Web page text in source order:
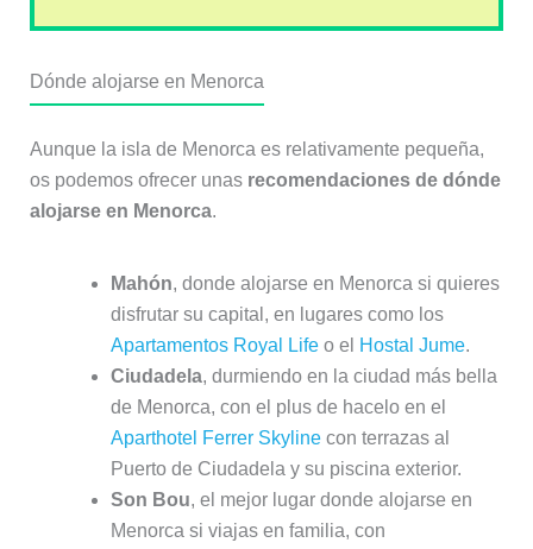
Dónde alojarse en Menorca
Aunque la isla de Menorca es relativamente pequeña,
os podemos ofrecer unas recomendaciones de dónde
alojarse en Menorca.
Mahón, donde alojarse en Menorca si quieres
disfrutar su capital, en lugares como los
Apartamentos Royal Lifeo el Hostal Jume.
Ciudadela, durmiendo en la ciudad más bella
de Menorca, con el plus de hacelo en el
Aparthotel Ferrer Skylinecon terrazas al
Puerto de Ciudadela y su piscina exterior.
Son Bou, el mejor lugar donde alojarse en
Menorca si viajas en familia, con